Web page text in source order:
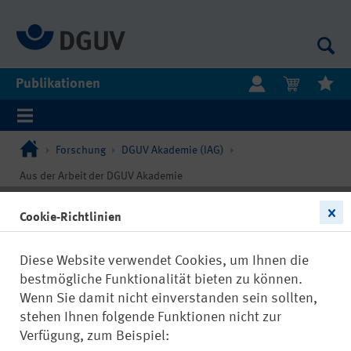
Publikationen
Forschung DGUV Akademie (IAG)
Aus der Arbeit der DGUV Akademie
Cookie-Richtlinien
Diese Website verwendet Cookies, um Ihnen die
bestmögliche Funktionalität bieten zu können.
Wenn Sie damit nicht einverstanden sein sollten,
stehen Ihnen folgende Funktionen nicht zur
Verfügung, zum Beispiel: